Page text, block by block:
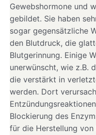
Gewebshormone und
gebildet. Sie haben
sogar gegensätzliche
den Blutdruck, die
Blutgerinnung. Einige
unerwünscht, wie z.B.
die verstärkt in
werden. Dort
Blockierung des
für die Herstellung